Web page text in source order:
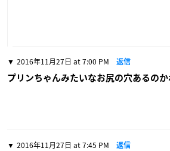
2016年11月27日 at 7:00 PM 返信
プリンちゃんみたいなお尻の穴あるのか
2016年11月27日 at 7:45 PM 返信